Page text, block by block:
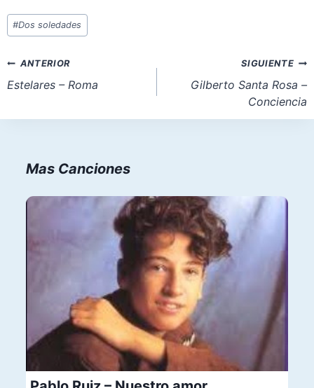
Etiquetas
de
entrada:
#Dos soledades
Navegación
de
ANTERIOR
Estelares – Roma
SIGUIENTE
Gilberto Santa Rosa –
Conciencia
Mas Canciones